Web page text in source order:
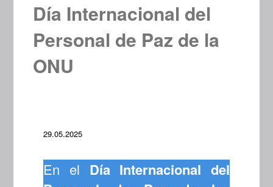
Día Internacional del
Personal de Paz de la
ONU
29.05.2025
En el Día Internacional del